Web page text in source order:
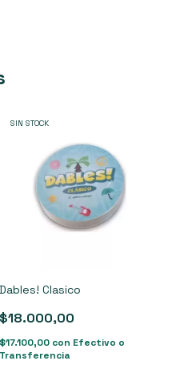
SIN STOCK
Dables! Clasico
$18.000,00
$17.100,00 con Efectivo o
Transferencia